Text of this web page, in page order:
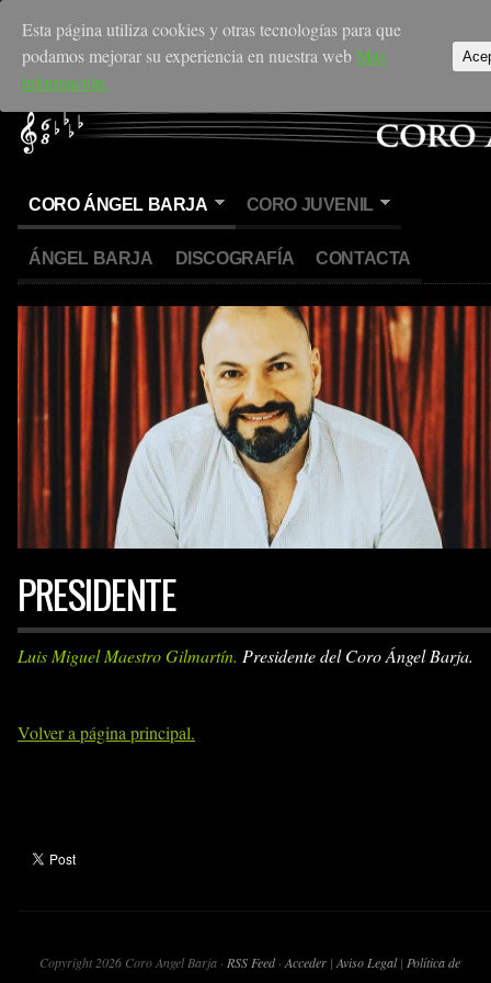
CORO ÁNGEL BARJA CORO JUVENIL
ÁNGEL BARJA DISCOGRAFÍA CONTACTA
PRESIDENTE
Luis Miguel Maestro Gilmartín. Presidente del Coro Ángel Barja.
Volver a página principal.
Copyright 2026 Coro Angel Barja · RSS Feed· Acceder | Aviso Legal| Política de
Esta página utiliza cookies y otras tecnologías para que
podamos mejorar su experiencia en nuestra webMás
información.